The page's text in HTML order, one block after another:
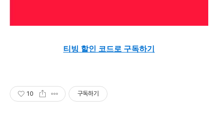
티빙 할인 코드로 구독하기
10 구독하기